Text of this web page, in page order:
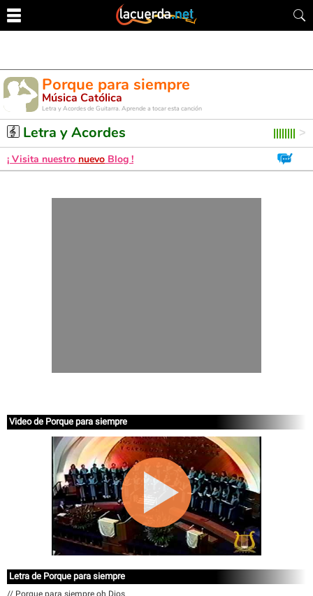
Porque para siempre
Música Católica
Letra y Acordes de Guitarra. Aprende a tocar esta canción
Letra y Acordes
¡ Visita nuestro nuevo Blog !
Video de Porque para siempre
Letra de Porque para siempre
// Porque para siempre oh Dios